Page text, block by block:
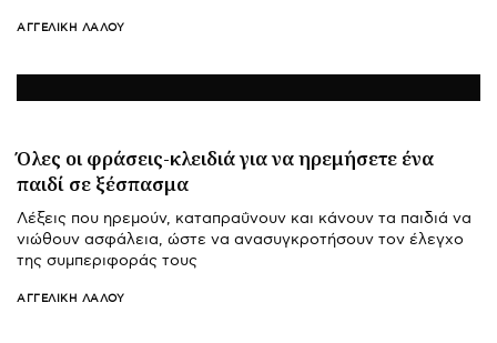
ΑΓΓΕΛΙΚΉ ΛΆΛΟΥ
Όλες οι φράσεις-κλειδιά για να ηρεμήσετε ένα
παιδί σε ξέσπασμα
Λέξεις που ηρεμούν, καταπραΰνουν και κάνουν τα παιδιά να
νιώθουν ασφάλεια, ώστε να ανασυγκροτήσουν τον έλεγχο
της συμπεριφοράς τους
ΑΓΓΕΛΙΚΉ ΛΆΛΟΥ